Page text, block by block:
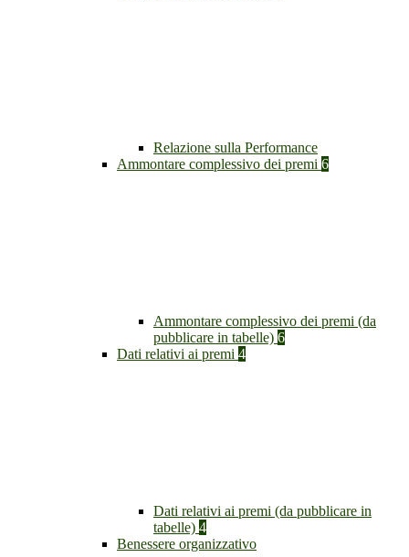
Relazione sulla Performance
Ammontare complessivo dei premi 6
Ammontare complessivo dei premi (da
pubblicare in tabelle) 6
Dati relativi ai premi 4
Dati relativi ai premi (da pubblicare in
tabelle) 4
Benessere organizzativo